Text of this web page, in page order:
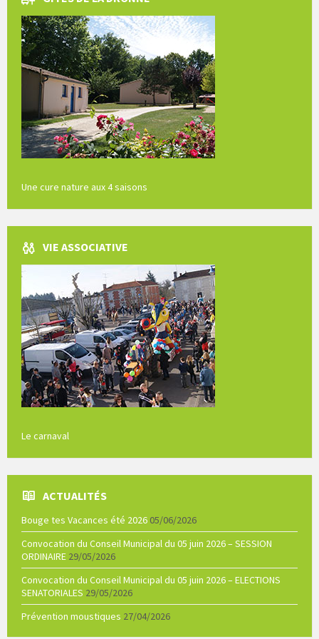
Une cure nature aux 4 saisons
VIE ASSOCIATIVE
Le carnaval
ACTUALITÉS
Bouge tes Vacances été 2026 05/06/2026
Convocation du Conseil Municipal du 05 juin 2026 – SESSION
ORDINAIRE 29/05/2026
Convocation du Conseil Municipal du 05 juin 2026 – ELECTIONS
SENATORIALES 29/05/2026
Prévention moustiques 27/04/2026